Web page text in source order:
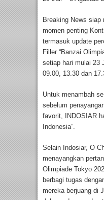
Breaking News siap
momen penting
termasuk update
Filler “Banzai
setiap hari mulai 23
09.00, 13.30 dan
Untuk menambah
sebelum
favorit, INDOSIAR
Indonesia”.
Selain Indosiar, O
menayangkan
Olimpiade Tokyo
berbagi tugas
mereka berjuang di